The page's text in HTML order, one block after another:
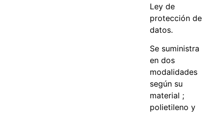
Ley de
protección de
datos.
Se suministra
en dos
modalidades
según su
material ;
polietileno y